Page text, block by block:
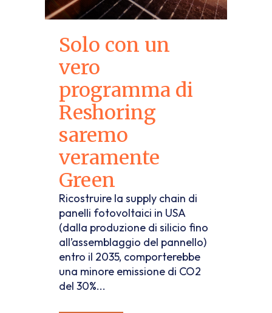
Solo con un
vero
programma di
Reshoring
saremo
veramente
Green
Ricostruire la supply chain di
panelli fotovoltaici in USA
(dalla produzione di silicio fino
all’assemblaggio del pannello)
entro il 2035, comporterebbe
una minore emissione di CO2
del 30%...